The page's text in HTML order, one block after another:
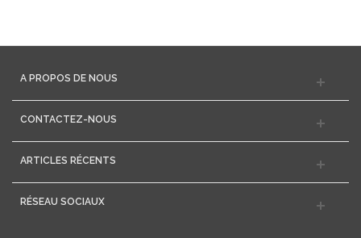
A PROPOS DE NOUS
CONTACTEZ-NOUS
ARTICLES RÉCENTS
RÉSEAU SOCIAUX